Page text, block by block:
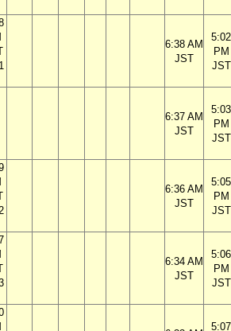
6:38 AM
JST
5:02
PM
JST
6:37 AM
JST
5:03
PM
JST
6:36 AM
JST
5:05
PM
JST
6:34 AM
JST
5:06
PM
JST
5:07